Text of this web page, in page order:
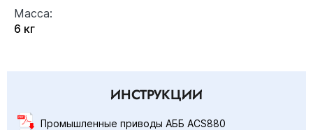
Масса:
6 кг
ИНСТРУКЦИИ
Промышленные приводы АББ ACS880